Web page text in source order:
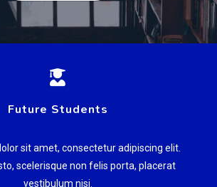
Future Students
sit amet, consectetur adipiscing elit.
scelerisque non felis porta, placerat
vestibulum nisi.